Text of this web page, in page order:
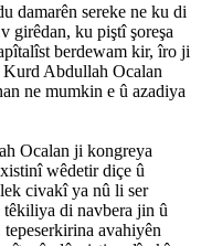
sereke ne ku di
girêdan, ku piştî şoreşa
berdewam kir, îro ji
Abdullah Ocalan
ne mumkin e û azadiya
Ocalan ji kongreya
wêdetir diçe û
civakî ya nû li ser
têkiliya di navbera jin û
avahiyên